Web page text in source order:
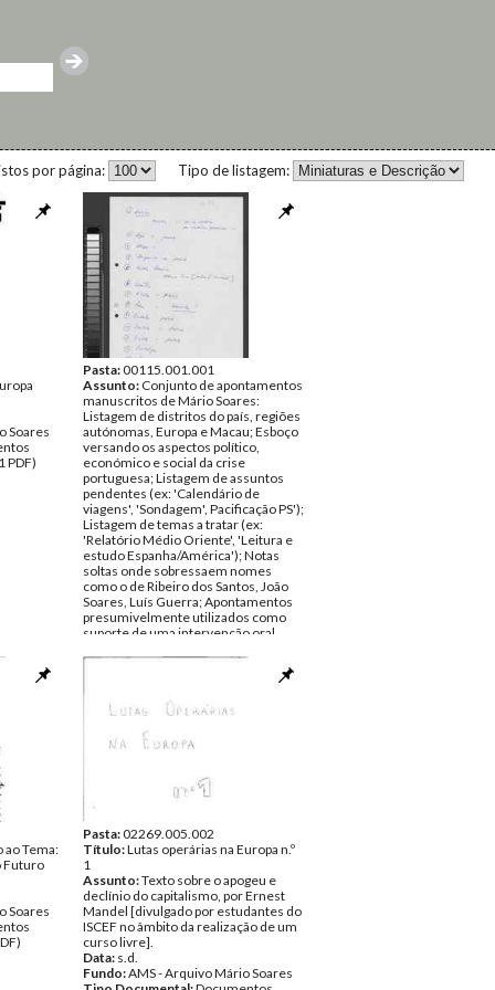
Tipo de listagem:
por página:
Soares
PDF)
Pasta:00115.001.001
Assunto: Conjunto de apontamentos
manuscritos de Mário Soares:
Listagem de distritos do país, regiões
autónomas, Europa e Macau; Esboço
versando os aspectos político,
económico e social da crise
portuguesa; Listagem de assuntos
pendentes (ex: 'Calendário de
viagens', 'Sondagem', Pacificação PS');
Listagem de temas a tratar (ex:
'Relatório Médio Oriente', 'Leitura e
estudo Espanha/América'); Notas
soltas onde sobressaem nomes
como o de Ribeiro dos Santos, João
Soares, Luís Guerra; Apontamentos
presumivelmente utilizados como
suporte de uma intervenção oral
alguns tópicos, designadamente:
real'; Notas onde sobressai a frase
igualmente ler um recado,
Monjardino acompanhar MS na sua
ida aos EU; Apontamentos s/ a
instauração de um processo à
imprensa e s/ a expulsão de um
presumível militante do PS (Brotas?)
pertencente à secção de Alvalade,
apontamentos redigidos em papel
timbrado da Presidência do Conselho
de Ministros (Gabinete do Primeiro
Ministro); "PS não será mais uma
solução transitória", apontamento
redigido no verso de uma folha de
papel timbrado da Presidência do
ao Tema:
Futuro
Soares
Pasta:02269.005.002
Título:Lutas operárias na Europa n.º
1
Assunto:Texto sobre o apogeu e
declínio do capitalismo, por Ernest
Mandel [divulgado por estudantes do
ISCEF no âmbito da realização de um
curso livre].
Data: s.d.
Fundo:AMS - Arquivo Mário Soares